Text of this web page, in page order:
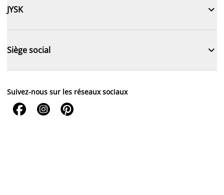
JYSK 
Siège social 
Suivez-nous sur les réseaux sociaux
  